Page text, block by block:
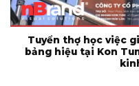
Tuyển thợ học việc
bảng hiệu tại Kon